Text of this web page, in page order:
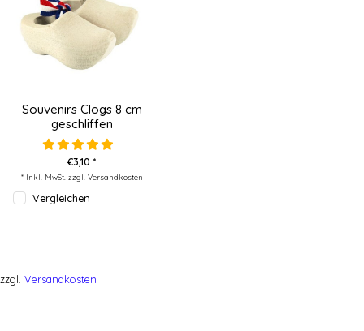
Souvenirs Clogs 8 cm
geschliffen
€3,10 *
* Inkl. MwSt. zzgl. Versandkosten
Vergleichen
zzgl. Versandkosten